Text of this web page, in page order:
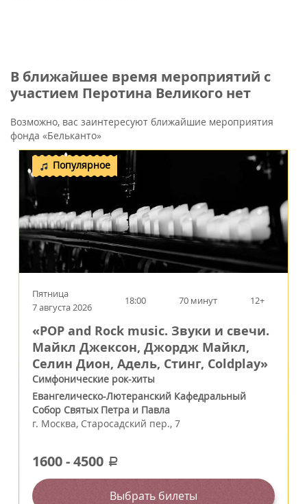
В ближайшее время мероприятий с
участием Перотина Великого нет
Возможно, вас заинтересуют ближайшие мероприятия
фонда «Бельканто»
Популярное
Пятница
7 августа 2026
18:00 70 минут 12+
«POP and Rock music. Звуки и свечи.
Майкл Джексон, Джордж Майкл,
Селин Дион, Адель, Стинг, Coldplay»
Симфонические рок-хиты
Евангелическо-Лютеранский Кафедральный
Собор Святых Петра и Павла
г. Москва, Старосадский пер., 7
1600-4500 a
Выбрать билеты